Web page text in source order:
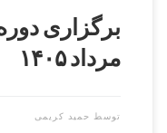
برگزاری
مرداد ۱۴۰۵
توسط حمید کریمی